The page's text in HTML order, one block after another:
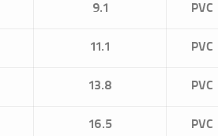
PVC
9.1
PVC
11.1
PVC
13.8
PVC
16.5